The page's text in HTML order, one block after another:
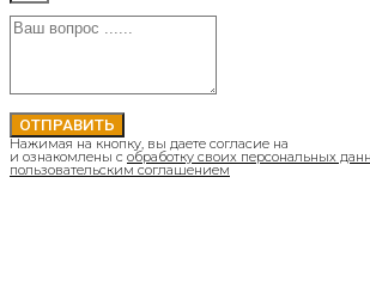
ОТПРАВИТЬ
Нажимая на кнопку, вы даете согласие на
и ознакомлены с обработку своих персональных
пользовательским соглашением